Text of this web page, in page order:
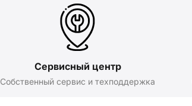
Сервисный центр
Собственный сервис и техподдержка